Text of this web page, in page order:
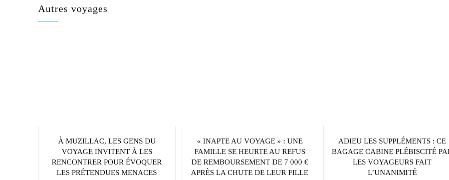
Autres voyages
À MUZILLAC, LES GENS DU
VOYAGE INVITENT À LES
RENCONTRER POUR ÉVOQUER
LES PRÉTENDUES MENACES
« INAPTE AU VOYAGE » : UNE
FAMILLE SE HEURTE AU REFUS
DE REMBOURSEMENT DE 7 000 €
APRÈS LA CHUTE DE LEUR FILLE
ADIEU LES SUPPLÉMENTS : CE
BAGAGE CABINE PLÉBISCITÉ
LES VOYAGEURS FAIT
L’UNANIMITÉ